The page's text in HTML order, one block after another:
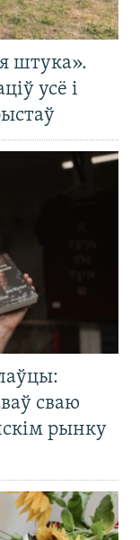
штука».
усё і
сваю
рынку